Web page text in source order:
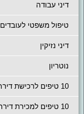
דיני עבודה
טיפול משפטי לעובדים זרים
דיני נזיקין
נוטריון